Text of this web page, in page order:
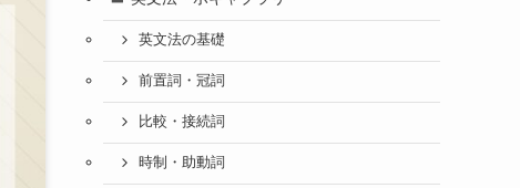
英文法の基礎
前置詞・冠詞
比較・接続詞
時制・助動詞